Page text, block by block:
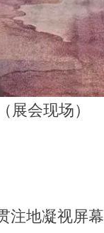
（展会现场）
地凝视屏